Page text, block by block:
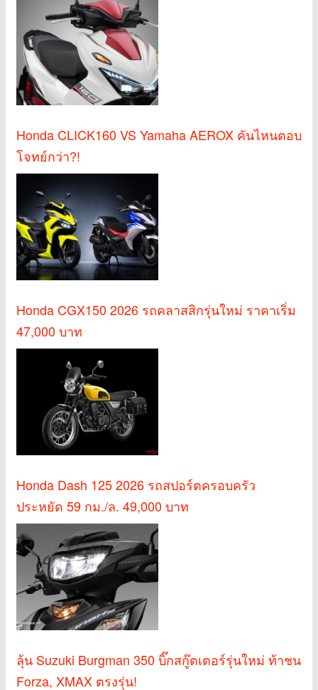
Honda CLICK160 VS Yamaha AEROX คันไหนตอบ
โจทย์กว่า?!
Honda CGX150 2026 รถคลาสสิกรุ่นใหม่ ราคาเริ่ม
47,000 บาท
Honda Dash 125 2026 รถสปอร์ตครอบครัว
ประหยัด 59 กม./ล. 49,000 บาท
ลุ้น Suzuki Burgman 350 บิ๊กสกู๊ตเตอร์รุ่นใหม่ ท้าชน
Forza, XMAX ตรงรุ่น!